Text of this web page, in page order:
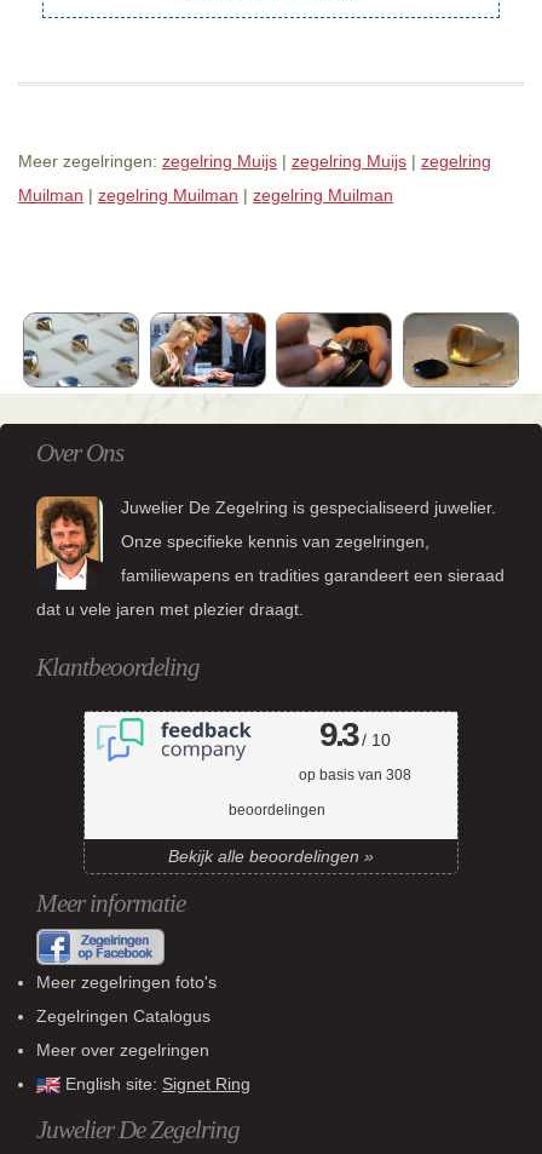
Meer zegelringen: zegelring Muijs | zegelring Muijs | zegelring
Muilman | zegelring Muilman | zegelring Muilman
Over Ons
Juwelier De Zegelring is gespecialiseerd juwelier.
Onze specifieke kennis van zegelringen,
familiewapens en tradities garandeert een sieraad
dat u vele jaren met plezier draagt.
Klantbeoordeling
9.3/ 10
op basis van 308
beoordelingen
Bekijk alle beoordelingen »
Meer informatie
Meer zegelringen foto's
Zegelringen Catalogus
Meer over zegelringen
English site: Signet Ring
Juwelier De Zegelring